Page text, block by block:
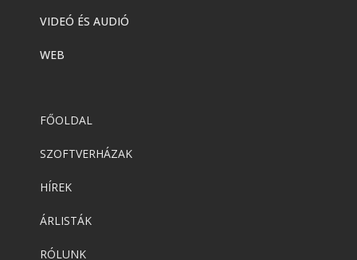
VIDEÓ ÉS AUDIÓ
WEB
FŐOLDAL
SZOFTVERHÁZAK
HÍREK
ÁRLISTÁK
RÓLUNK